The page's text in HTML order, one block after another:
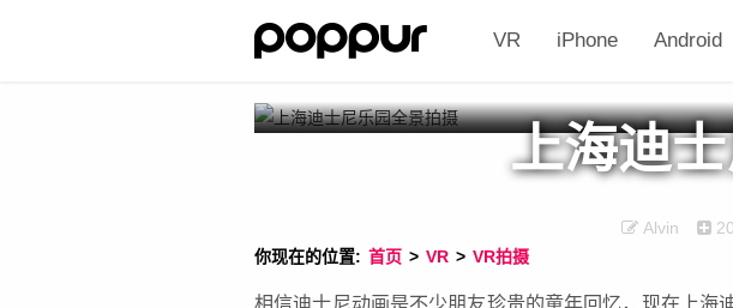
VR iPhone Android
上海迪
Alvin
你现在的位置: 首页 > VR > VR拍摄
相信迪士尼动画是不少朋友珍贵的童年回忆，现在上海